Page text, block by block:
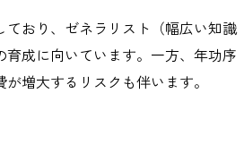
おり、ゼネラリスト（幅広い知識
育成に向いています。一方、年功序
増大するリスクも伴います。